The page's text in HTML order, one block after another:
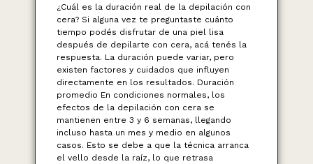
¿Cuál es la duración real de la depilación con
cera? Si alguna vez te preguntaste cuánto
tiempo podés disfrutar de una piel lisa
después de depilarte con cera, acá tenés la
respuesta. La duración puede variar, pero
existen factores y cuidados que influyen
directamente en los resultados. Duración
promedio En condiciones normales, los
efectos de la depilación con cera se
mantienen entre 3 y 6 semanas, llegando
incluso hasta un mes y medio en algunos
casos. Esto se debe a que la técnica arranca
el vello desde la raíz, lo que retrasa